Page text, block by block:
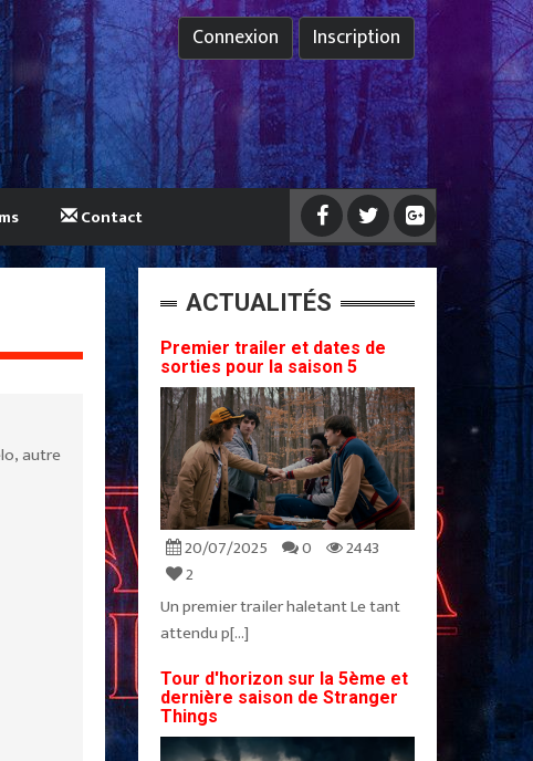
Inscription
Connexion
Contact
autre
ACTUALITÉS
Premier trailer et dates de
sorties pour la saison 5
20/07/2025 0
2443
2
Un premier trailer haletant Le tant
attendu p[...]
Tour d'horizon sur la 5ème et
dernière saison de Stranger
Things